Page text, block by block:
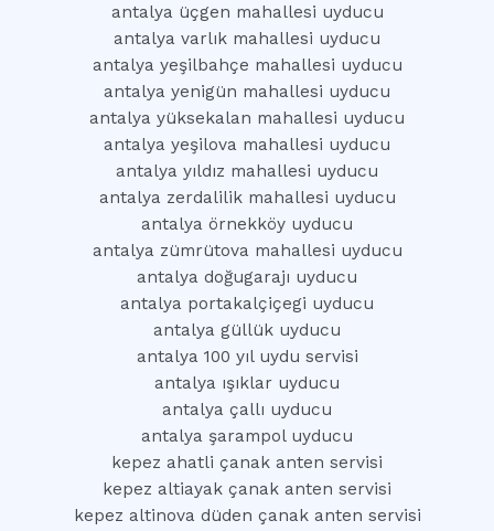
antalya üçgen mahallesi uyducu
antalya varlık mahallesi uyducu
antalya yeşilbahçe mahallesi uyducu
antalya yenigün mahallesi uyducu
antalya yüksekalan mahallesi uyducu
antalya yeşilova mahallesi uyducu
antalya yıldız mahallesi uyducu
antalya zerdalilik mahallesi uyducu
antalya örnekköy uyducu
antalya zümrütova mahallesi uyducu
antalya doğugarajı uyducu
antalya portakalçiçegi uyducu
antalya güllük uyducu
antalya 100 yıl uydu servisi
antalya ışıklar uyducu
antalya çallı uyducu
antalya şarampol uyducu
kepez ahatli çanak anten servisi
kepez altiayak çanak anten servisi
kepez altinova düden çanak anten servisi